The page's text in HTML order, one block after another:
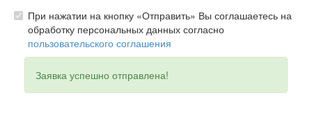
При нажатии на кнопку «Отправить» Вы соглашаетесь на
обработку персональных данных согласно
пользовательского соглашения
Заявка успешно отправлена!